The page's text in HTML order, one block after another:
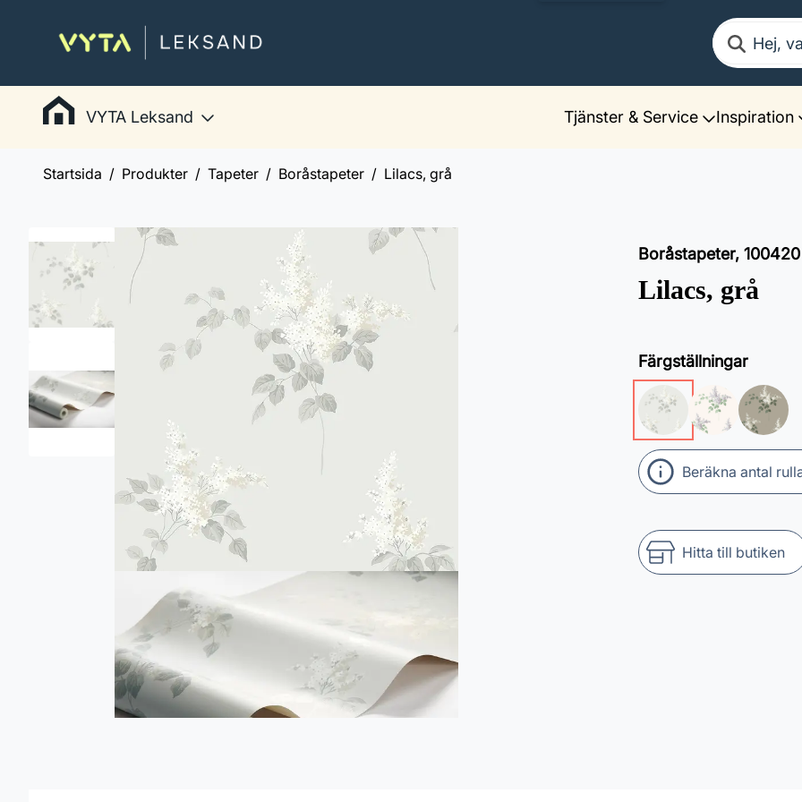
Sök
VYTA Leksand Tjänster & Service Inspiration
Startsida Produkter Tapeter Boråstapeter Lilacs, grå
Boråstapeter, 100420
Lilacs, grå
Färgställningar
Beräkna antal
Hitta till butiken